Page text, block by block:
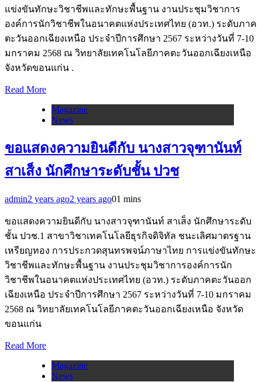
แข่งขันทักษะวิชาชีพและทักษะพื้นฐาน งานประชุมวิชาการ
องค์การนักวิชาชีพในอนาคตแห่งประเทศไทย (อวท.) ระดับภาค
ตะวันออกเฉียงเหนือ ประจำปีการศึกษา 2567 ระหว่างวันที่ 7-10
มกราคม 2568 ณ วิทยาลัยเทคโนโลยีภาคตะวันออกเฉียงเหนือ
จังหวัดขอนแก่น .
Read More
Magazine
News
ขอแสดงความยินดีกับ นางสาวจุฑานันท์
สาเส็ง นักศึกษาระดับชั้น ปวช
admin2 years ago2 years ago01 mins
ขอแสดงความยินดีกับ นางสาวจุฑานันท์ สาเส็ง นักศึกษาระดับ
ชั้น ปวช.1 สาขาวิชาเทคโนโลยีธุรกิจดิจิทัล ชนะเลิศมาตรฐาน
เหรียญทอง การประกวดสุนทรพจน์ภาษาไทย การแข่งขันทักษะ
วิชาชีพและทักษะพื้นฐาน งานประชุมวิชาการองค์การนัก
วิชาชีพในอนาคตแห่งประเทศไทย (อวท.) ระดับภาคตะวันออก
เฉียงเหนือ ประจำปีการศึกษา 2567 ระหว่างวันที่ 7-10 มกราคม
2568 ณ วิทยาลัยเทคโนโลยีภาคตะวันออกเฉียงเหนือ จังหวัด
ขอนแก่น
Read More
Magazine
News